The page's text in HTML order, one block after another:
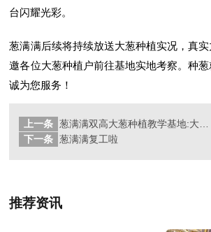
台闪耀光彩。
葱满满后续将持续放送大葱种植实况，真
邀各位大葱种植户前往基地实地考察。种
诚为您服务！
上一条
下一条 葱满满复工啦
推荐资讯